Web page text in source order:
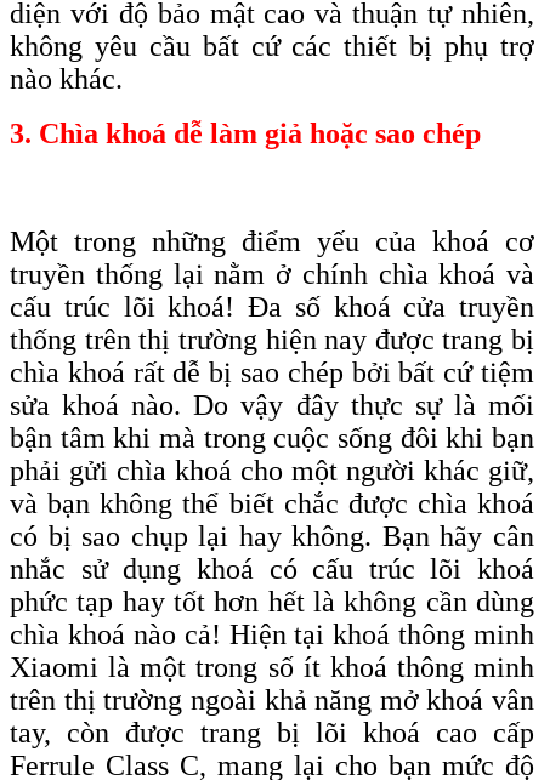
diện với độ bảo mật cao và thuận tự nhiên,
không yêu cầu bất cứ các thiết bị phụ trợ
nào khác.
3. Chìa khoá dễ làm giả hoặc sao chép
Một trong những điểm yếu của khoá cơ
truyền thống lại nằm ở chính chìa khoá và
cấu trúc lõi khoá! Đa số khoá cửa truyền
thống trên thị trường hiện nay được trang bị
chìa khoá rất dễ bị sao chép bởi bất cứ tiệm
sửa khoá nào. Do vậy đây thực sự là mối
bận tâm khi mà trong cuộc sống đôi khi bạn
phải gửi chìa khoá cho một người khác giữ,
và bạn không thể biết chắc được chìa khoá
có bị sao chụp lại hay không. Bạn hãy cân
nhắc sử dụng khoá có cấu trúc lõi khoá
phức tạp hay tốt hơn hết là không cần dùng
chìa khoá nào cả! Hiện tại khoá thông minh
Xiaomi là một trong số ít khoá thông minh
trên thị trường ngoài khả năng mở khoá vân
tay, còn được trang bị lõi khoá cao cấp
Ferrule Class C, mang lại cho bạn mức độ